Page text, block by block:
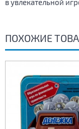
в увлекательной
ПОХОЖИЕ